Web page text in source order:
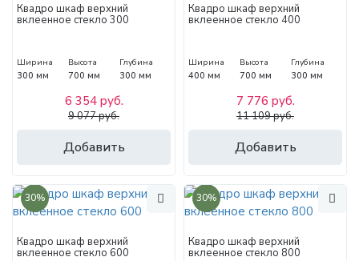
Квадро шкаф верхний
вклеенное стекло 300
Ширина
300 мм
Высота
700 мм
Глубина
300 мм
Добавить
6 354 руб.
9 077 руб.
Квадро шкаф верхний
вклеенное стекло 400
Ширина
400 мм
Высота
700 мм
Глубина
300 мм
Добавить
7 776 руб.
11 109 руб.
30%
Квадро шкаф верхний
вклеенное стекло 600
30%
Квадро шкаф верхний
вклеенное стекло 800